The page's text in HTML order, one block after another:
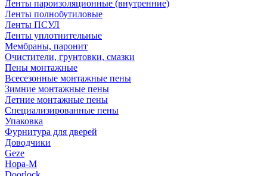
Ленты пароизоляционные (внутренние)
Ленты полнобутиловые
Ленты ПСУЛ
Ленты уплотнительные
Мембраны, паронит
Очистители, грунтовки, смазки
Пены монтажные
Всесезонные монтажные пены
Зимние монтажные пены
Летние монтажные пены
Специализированные пены
Упаковка
Фурнитура для дверей
Доводчики
Geze
Нора-М